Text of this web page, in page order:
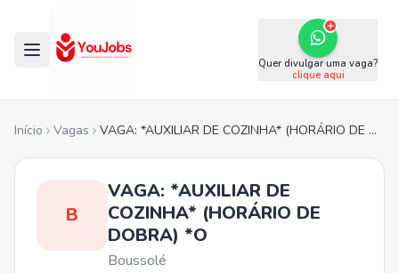
Quer divulgar uma vaga?
clique aqui
Início Vagas VAGA: *AUXILIAR DE COZINHA* (HORÁRIO DE DOBRA) *O
B
VAGA: *AUXILIAR DE
COZINHA* (HORÁRIO DE
DOBRA) *O
Boussolé